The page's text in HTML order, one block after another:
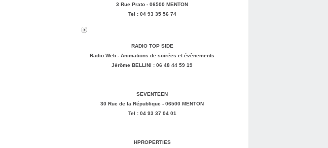
3 Rue Prato - 06500 MENTON
Tel : 04 93 35 56 74
RADIO TOP SIDE
Radio Web - Animations de soirées et évènements
Jérôme BELLINI : 06 48 44 59 19
SEVENTEEN
30 Rue de la République - 06500 MENTON
Tel : 04 93 37 04 01
HPROPERTIES